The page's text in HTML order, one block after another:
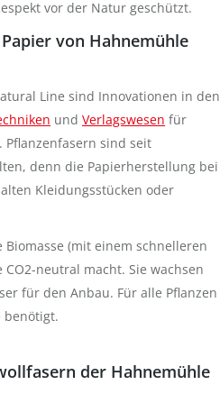
vor der Natur geschützt.
von Hahnemühle
Line sind Innovationen in den
und Verlagswesen für
sind seit
denn die Papierherstellung bei
Kleidungsstücken oder
(mit einem schnelleren
neutral macht. Sie wachsen
für den Anbau. Für alle Pflanzen
benötigt.
der Hahnemühle